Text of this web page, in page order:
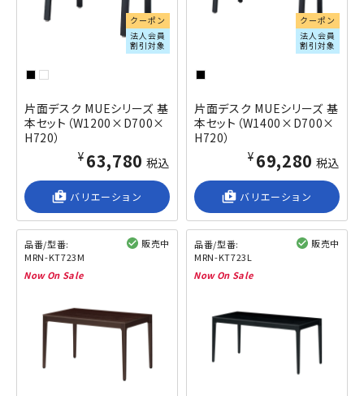
クーポン
法人会員
割引対象
片面デスク MUEシリーズ 基
本セット（W1200×D700×
H720）
¥63,780 税込
shop_2 バリエーション
クーポン
法人会員
割引対象
片面デスク MUEシリーズ 基
本セット（W1400×D700×
H720）
¥69,280 税込
shop_2 バリエーション
品番/型番:
MRN-KT723M
販売中
品番/型番:
MRN-KT723L
販売中